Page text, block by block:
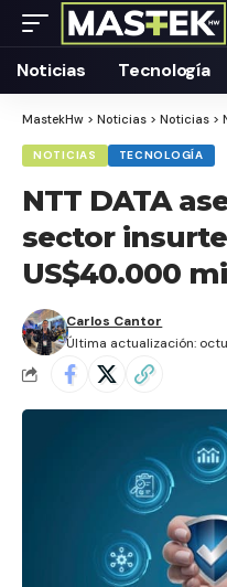
Noticias Tecnología
MastekHw > Noticias > Noticias >
NOTICIAS TECNOLOGÍA
NTT DATA
sector
US$40.000
Última actualización:
Carlos Cantor